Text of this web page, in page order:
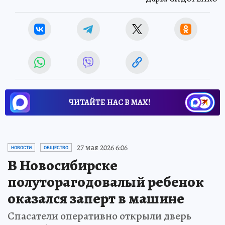
ЧИТАЙТЕ НАС В МАХ!
НОВОСТИ ОБЩЕСТВО 27 мая 2026 6:06
В Новосибирске
полуторагодовалый ребенок
оказался заперт в машине
Спасатели оперативно открыли дверь